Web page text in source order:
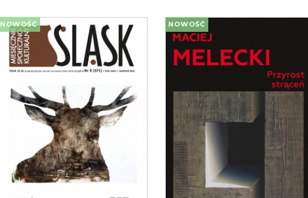
NOWOŚĆ NOWOŚĆ